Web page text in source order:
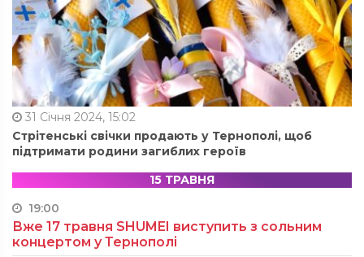
31 Січня 2024, 15:02
Стрітенські свічки продають у Тернополі, щоб
підтримати родини загиблих героїв
15 ТРАВНЯ
19:00
Вже 17 травня SHUMEI виступить з сольним
концертом у Тернополі